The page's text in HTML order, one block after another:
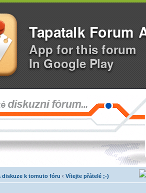
Tapatalk Forum
App for this forum
In Google Play
diskuze k tomuto fóru ‹ Vítejte přátelé ;-)